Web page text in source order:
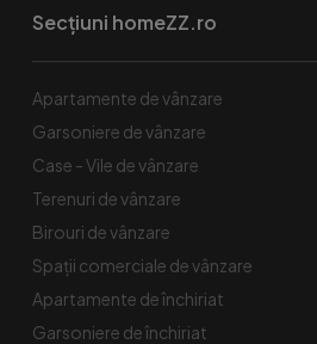
Secțiuni homeZZ.ro
Apartamente de vânzare
Garsoniere de vânzare
Case - Vile de vânzare
Terenuri de vânzare
Birouri de vânzare
Spaţii comerciale de vânzare
Apartamente de închiriat
Garsoniere de închiriat